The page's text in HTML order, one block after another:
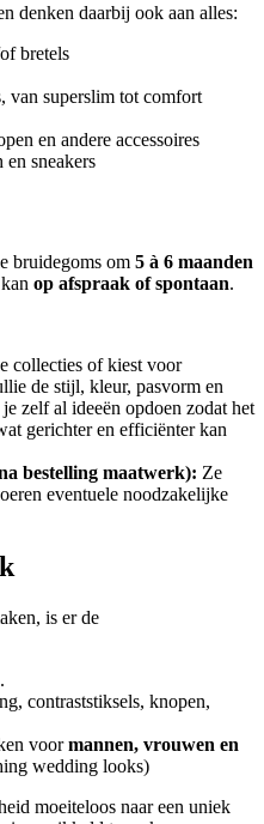
denken daarbij ook aan alles:
bretels
van superslim tot comfort
en andere accessoires
en sneakers
bruidegoms om 5 à 6 maanden
op afspraak of spontaan.
collecties of kiest voor
de stijl, kleur, pasvorm en
zelf al ideeën opdoen zodat het
gerichter en efficiënter kan
bestelling maatwerk): Ze
eventuele noodzakelijke
is er de
contraststiksels, knopen,
voormannen, vrouwen en
wedding looks)
moeiteloos naar een uniek